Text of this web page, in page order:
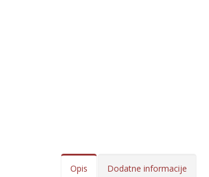
Opis Dodatne informacije